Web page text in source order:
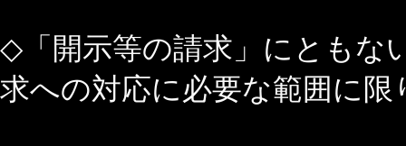
◇「開示等の請求」にともな
求への対応に必要な範囲に